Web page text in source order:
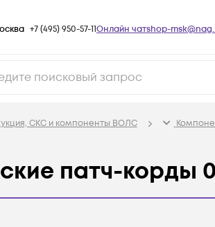
+7 (495) 950-57-11Онлайн чатshop-
СКС и компоненты ВОЛС
патч-корды